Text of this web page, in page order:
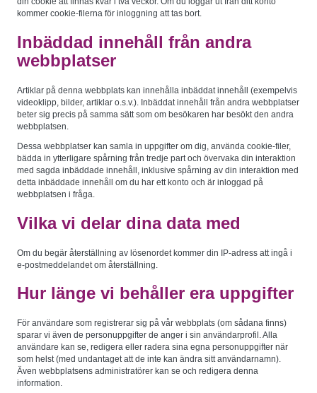
kommer cookie-filerna för inloggning att tas bort.
Inbäddad innehåll från andra
webbplatser
Artiklar på denna webbplats kan innehålla inbäddat innehåll (exempelvis
videoklipp, bilder, artiklar o.s.v.). Inbäddat innehåll från andra webbplatser
beter sig precis på samma sätt som om besökaren har besökt den andra
webbplatsen.
Dessa webbplatser kan samla in uppgifter om dig, använda cookie-filer,
bädda in ytterligare spårning från tredje part och övervaka din interaktion
med sagda inbäddade innehåll, inklusive spårning av din interaktion med
detta inbäddade innehåll om du har ett konto och är inloggad på
webbplatsen i fråga.
Vilka vi delar dina data med
Om du begär återställning av lösenordet kommer din IP-adress att ingå i
e-postmeddelandet om återställning.
Hur länge vi behåller era uppgifter
För användare som registrerar sig på vår webbplats (om sådana finns)
sparar vi även de personuppgifter de anger i sin användarprofil. Alla
användare kan se, redigera eller radera sina egna personuppgifter när
som helst (med undantaget att de inte kan ändra sitt användarnamn).
Även webbplatsens administratörer kan se och redigera denna
information.
Nödvändiga
går inte att
välja bort. De
behövs för att
hemsidan
över huvud
fungera.
Statistik
För att vi
förbättra
hemsidans
uppbyggnad,
baserat på
hur
används.
Upplevelse
För att vår
hemsida ska
prestera så
bra som
möjligt under
ditt besök.